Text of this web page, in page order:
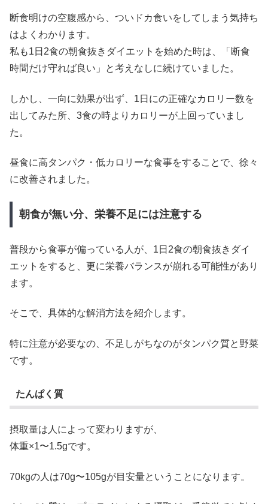
断食明けの空腹感から、ついドカ食いをしてしまう気持ち
はよくわかります。
私も1日2食の朝食抜きダイエットを始めた時は、「断食
時間だけ守れば良い」と考えなしに続けていました。
しかし、一向に効果が出ず、1日にの正確なカロリー数を
出してみた所、3食の時よりカロリーが上回っていまし
た。
昼食に高タンパク・低カロリーな食事をすることで、徐々
に改善されました。
朝食が無い分、栄養不足には注意する
普段から食事が偏っている人が、1日2食の朝食抜きダイ
エットをすると、更に栄養バランスが崩れる可能性があり
ます。
そこで、具体的な解消方法を紹介します。
特に注意が必要なの、不足しがちなのがタンパク質と野菜
です。
たんぱく質
摂取量は人によって変わりますが、
体重×1〜1.5gです。
70kgの人は70g〜105gが目安量ということになります。